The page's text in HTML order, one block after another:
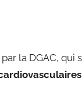
la DGAC,